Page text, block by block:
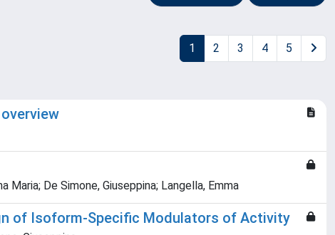
1 2 3 4 5
Maria; De Simone, Giuseppina; Langella, Emma
of Isoform-Specific Modulators of Activity